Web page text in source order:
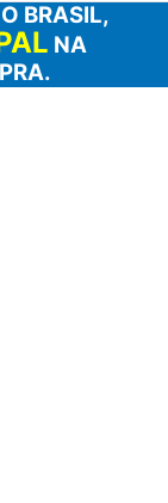
BRASIL,
NA